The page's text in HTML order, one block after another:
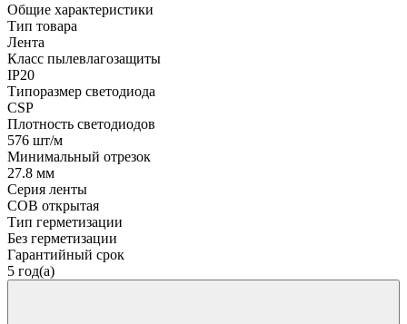
Общие характеристики
Тип товара
Лента
Класс пылевлагозащиты
IP20
Типоразмер светодиода
CSP
Плотность светодиодов
576 шт/м
Минимальный отрезок
27.8 мм
Серия ленты
COB открытая
Тип герметизации
Без герметизации
Гарантийный срок
5 год(а)